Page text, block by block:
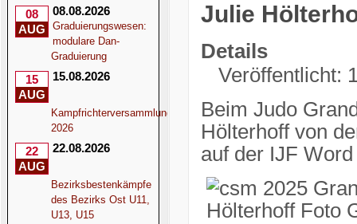
08
AUG
08.08.2026
Graduierungswesen:
modulare Dan-
Graduierung
15
AUG
15.08.2026
Kampfrichterversammlung
2026
22
AUG
22.08.2026
Bezirksbestenkämpfe
des Bezirks Ost U11,
U13, U15
Julie
Details
Veröffentlicht:
Beim Judo
Hölterhoff von
auf der IJF Word